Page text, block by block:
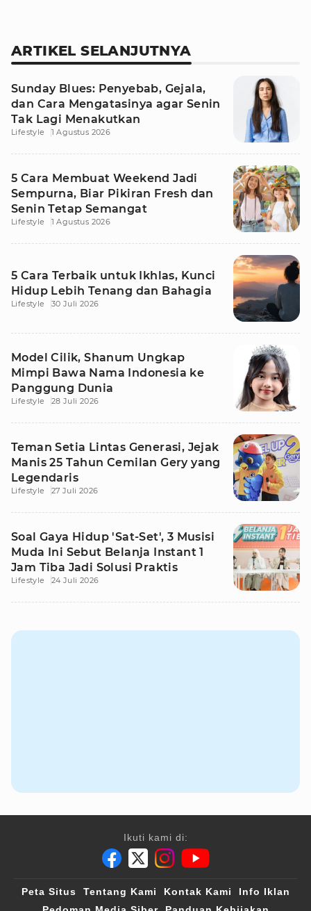
ARTIKEL SELANJUTNYA
Sunday Blues: Penyebab, Gejala,
dan Cara Mengatasinya agar Senin
Tak Lagi Menakutkan
Lifestyle 1 Agustus 2026
5 Cara Membuat Weekend Jadi
Sempurna, Biar Pikiran Fresh dan
Senin Tetap Semangat
Lifestyle 1 Agustus 2026
5 Cara Terbaik untuk Ikhlas, Kunci
Hidup Lebih Tenang dan Bahagia
Lifestyle 30 Juli 2026
Model Cilik, Shanum Ungkap
Mimpi Bawa Nama Indonesia ke
Panggung Dunia
Lifestyle 28 Juli 2026
Teman Setia Lintas Generasi, Jejak
Manis 25 Tahun Cemilan Gery yang
Legendaris
Lifestyle 27 Juli 2026
Soal Gaya Hidup 'Sat-Set', 3 Musisi
Muda Ini Sebut Belanja Instant 1
Jam Tiba Jadi Solusi Praktis
Lifestyle 24 Juli 2026
Ikuti kami di:
Peta Situs Tentang Kami Kontak Kami
Info Iklan